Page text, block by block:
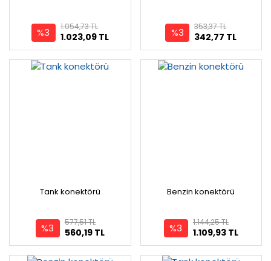
%3 1.023,09 TL
1.054,73 TL %3 342,77 TL
353,37 TL
Tank konektörü
%3 560,19 TL
577,51 TL
Benzin konektörü
%3 1.109,93 TL
1.144,25 TL